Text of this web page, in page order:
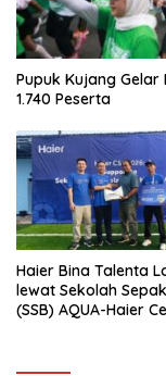
Pupuk Kujang
1.740 Peserta
Haier Bina Talenta
lewat Sekolah
(SSB) AQUA-Haier